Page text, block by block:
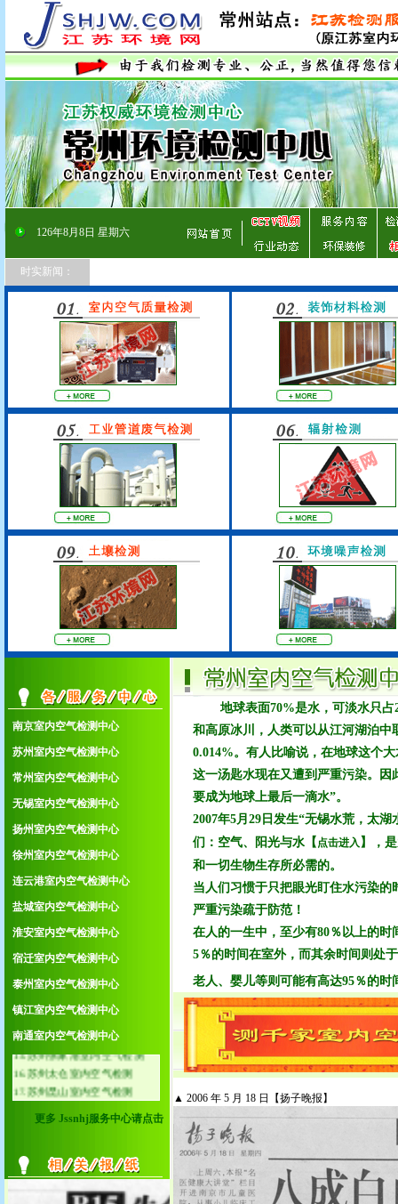
126年8月8日 星期六
时实新闻：
南京室内空气检测中心
苏州室内空气检测中心
常州室内空气检测中心
无锡室内空气检测中心
扬州室内空气检测中心
徐州室内空气检测中心
连云港室内空气检测中心
盐城室内空气检测中心
淮安室内空气检测中心
宿迁室内空气检测中心
泰州室内空气检测中心
镇江室内空气检测中心
南通室内空气检测中心
2.苏州室内空气检测中心
3.常州室内空气检测中心
5.扬州室内空气检测中心
6.徐州室内空气检测中心
7.连云港室内空气检测中心
9.淮安室内空气检测中心
10.宿迁室内空气检测中心
11.泰州室内空气检测中心
13.南通室内空气检测中心
14.苏州常熟室内空气检测
16.苏州太仓室内空气检测
17.苏州昆山室内空气检测
18.苏州吴江室内空气检测
19.无锡江阴室内空气检测
20.无锡宜兴室内空气检测
22.常州溧阳室内空气检测
23.南京溧水室内空气检测
24.南京高淳室内空气检测
更多 Jssnhj服务中心请点击
地球表面70%是水，可淡水只
和高原冰川，人类可以从江河湖泊
0.014%。有人比喻说，在地球这个
这一汤匙水现在又遭到严重污染。
要成为地球上最后一滴水”。
2007年5月29日发生“无锡水荒，太湖
们：空气、阳光与水【 点击进入 】，
和一切生物生存所必需的。
当人们习惯于只把眼光盯住水污染
严重污染疏于防范！
在人的一生中，至少有80％以上的
5％的时间在室外，而其余时间则处
老人、婴儿等则可能有高达95％的
▲ 2006 年 5 月 18 日【扬子晚报】